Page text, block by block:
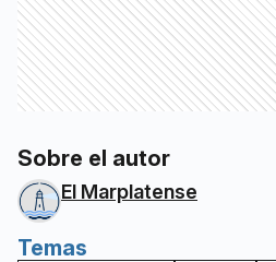
Sobre el autor
El Marplatense
Temas